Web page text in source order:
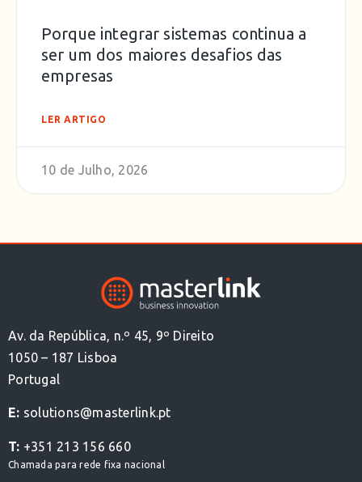
Porque integrar sistemas continua a
ser um dos maiores desafios das
empresas
LER ARTIGO
10 de Julho, 2026
Av. da República, n.º 45, 9º Direito
1050 – 187 Lisboa
Portugal
E: solutions@masterlink.pt
T: +351 213 156 660
Chamada para rede fixa nacional